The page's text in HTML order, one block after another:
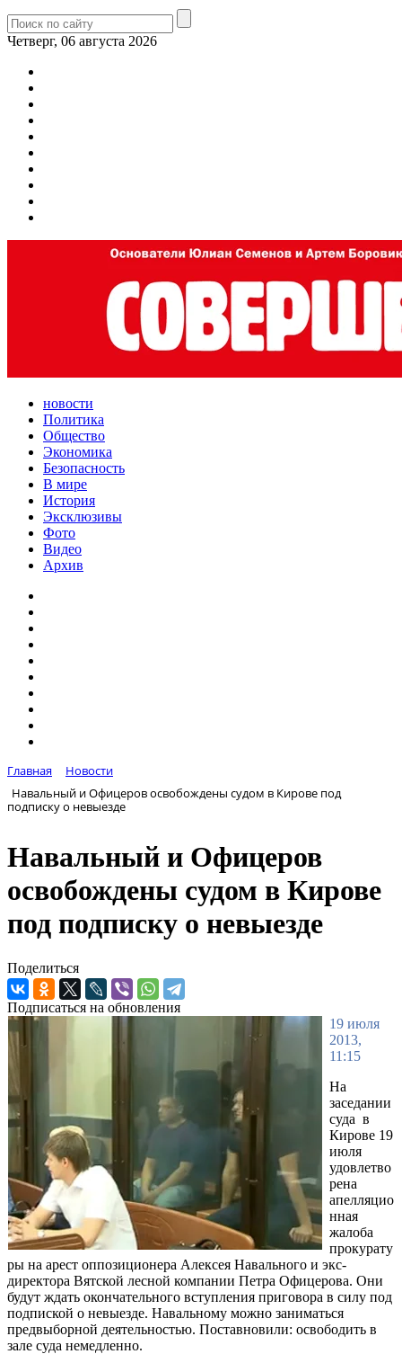
Четверг, 06 августа 2026
новости
Политика
Общество
Экономика
Безопасность
В мире
История
Эксклюзивы
Фото
Видео
Архив
Главная
Новости
Навальный и Офицеров освобождены судом в Кирове под
подписку о невыезде
Навальный и Офицеров
освобождены судом в Кирове
под подписку о невыезде
Поделиться
Подписаться на обновления
19 июля
2013,
11:15
На
заседании
суда в
Кирове 19
июля
удовлетво
рена
апелляцио
нная
жалоба
прокурату
ры на арест оппозиционера Алексея Навального и экс-
директора Вятской лесной компании Петра Офицерова. Они
будут ждать окончательного вступления приговора в силу под
подпиской о невыезде. Навальному можно заниматься
предвыборной деятельностью. Поставновили: освободить в
зале суда немедленно.